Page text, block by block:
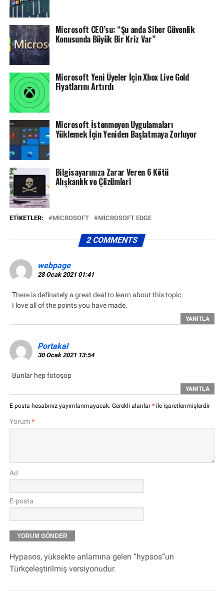
Microsoft CEO’su: “Şu anda Siber Güvenlik
Konusunda Büyük Bir Kriz Var”
Microsoft Yeni Üyeler İçin Xbox Live Gold
Fiyatlarını Artırdı
Microsoft İstenmeyen Uygulamaları
Yüklemek İçin Yeniden Başlatmaya Zorluyor
Bilgisayarınıza Zarar Veren 6 Kötü
Alışkanlık ve Çözümleri
ETIKETLER: MICROSOFT MICROSOFT EDGE
2 COMMENTS
webpage
28 Ocak 2021 01:41
There is definately a great deal to learn about this topic.
I love all of the points you have made.
YANITLA
Portakal
30 Ocak 2021 13:54
Bunlar hep fotoşop
YANITLA
E-posta hesabınız yayımlanmayacak. Gerekli alanlar *ile işaretlenmişlerdir
Yorum*
Ad
E-posta
Hypasos, yüksekte anlamına gelen “hypsos”un
Türkçeleştirilmiş versiyonudur.